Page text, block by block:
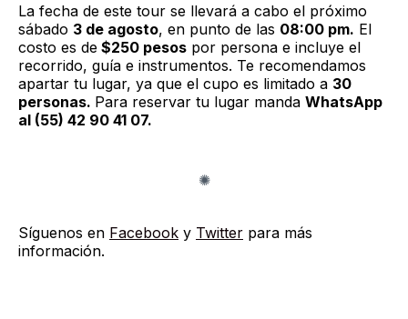
La fecha de este tour se llevará a cabo el próximo
sábado 3 de agosto, en punto de las 08:00 pm. El
costo es de $250 pesos por persona e incluye el
recorrido, guía e instrumentos. Te recomendamos
apartar tu lugar, ya que el cupo es limitado a 30
personas. Para reservar tu lugar manda WhatsApp
al (55) 42 90 41 07.
Síguenos en Facebook y Twitter para más
información.